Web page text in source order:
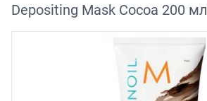
Depositing Mask Cocoa 200 мл